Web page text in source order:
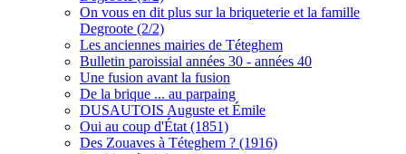
On vous en dit plus sur la briqueterie et la famille
Degroote (2/2)
Les anciennes mairies de Téteghem
Bulletin paroissial années 30 - années 40
Une fusion avant la fusion
De la brique ... au parpaing
DUSAUTOIS Auguste et Émile
Oui au coup d'État (1851)
Des Zouaves à Téteghem ? (1916)